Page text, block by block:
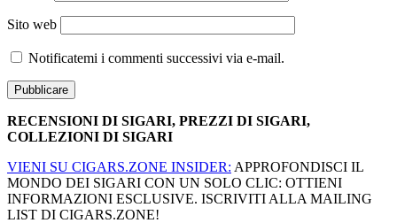
Sito web
Notificatemi i commenti successivi via e-mail.
RECENSIONI DI SIGARI, PREZZI DI SIGARI,
COLLEZIONI DI SIGARI
VIENI SU CIGARS.ZONE INSIDER: APPROFONDISCI IL
MONDO DEI SIGARI CON UN SOLO CLIC: OTTIENI
INFORMAZIONI ESCLUSIVE. ISCRIVITI ALLA MAILING
LIST DI CIGARS.ZONE!